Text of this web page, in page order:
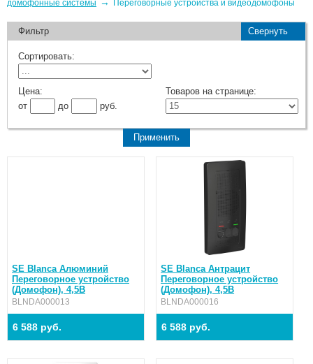
домофонные системы
Переговорные устройства и видеодомофоны
Фильтр Свернуть
Сортировать:
Цена:
от
до руб.
Товаров на странице:
SE Blanca Алюминий
Переговорное устройство
(Домофон), 4,5В
BLNDA000013
6 588 руб.
SE Blanca Антрацит
Переговорное устройство
(Домофон), 4,5В
BLNDA000016
6 588 руб.